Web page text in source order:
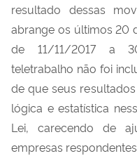
resultado dessas
abrange os últimos 20
de 11/11/2017 a
teletrabalho não foi
de que seus
lógica e estatística
Lei, carecendo de
empresas